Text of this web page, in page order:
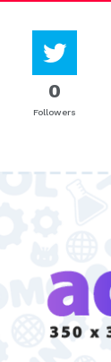
0
Followers